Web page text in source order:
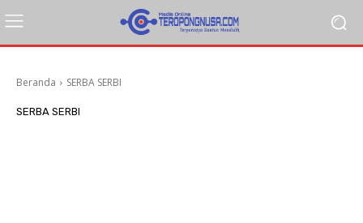
Beranda SERBA SERBI
SERBA SERBI